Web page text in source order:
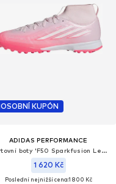
OSOBNÍ KUPÓN
ADIDAS PERFORMANCE
Sportovní boty 'F50 Sparkfusion League'
1 620 Kč
Poslední nejnižší cena:1 800 Kč